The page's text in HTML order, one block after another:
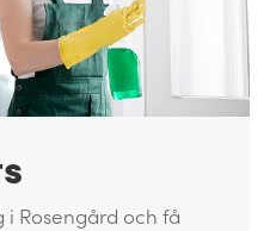
i Rosengård och få